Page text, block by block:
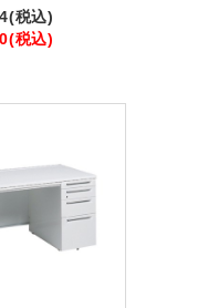
(税込)
(税込)